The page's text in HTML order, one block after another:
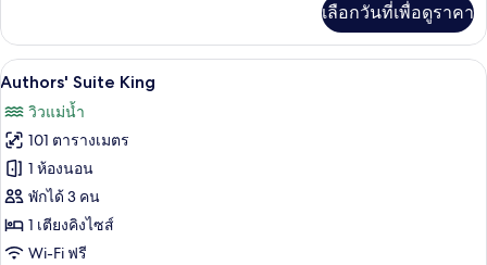
1
เตียง
(Chao
Phraya)
เกี่ยว
กับ
ห้อง
ท,
เตียง
คิง
ไซส์
เตียง
(Chao
Phraya)
เลือกวันที่เพื่อดูราคา
เปิด
ภาพถ่าย
ทั้งหมด
ของ
Authors'
Suite
King
Authors' Suite King | เครื่องนอนระ
6
Authors' Suite King
วิวแม่น้ำ
101 ตารางเมตร
1 ห้องนอน
พักได้ 3 คน
1 เตียงคิงไซส์
Wi-Fi ฟรี